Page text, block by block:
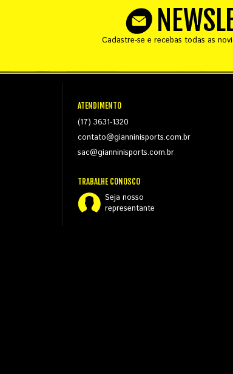
Cadastre-se e recebas todas as
ATENDIMENTO
(17) 3631-1320
contato@gianninisports.com.br
sac@gianninisports.com.br
TRABALHE CONOSCO
Seja nosso
representante